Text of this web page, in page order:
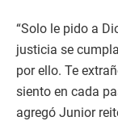
“Solo le pido a
justicia se
por ello. Te
siento en cada
agregó Junior